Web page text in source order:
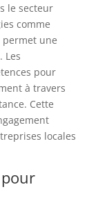
le secteur
comme
une
Les
pour
à travers
Cette
locales